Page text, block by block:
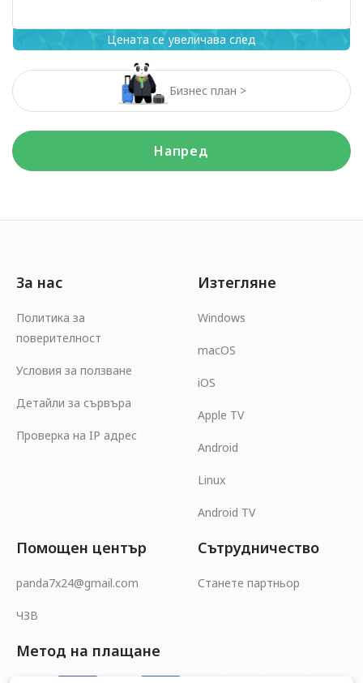
Бизнес план >
Цената се увеличава след
Напред
За нас
Политика за
поверителност
Условия за ползване
Детайли за сървъра
Проверка на IP адрес
Изтегляне
Windows
macOS
iOS
Apple TV
Android
Linux
Android TV
Помощен център
panda7x24@gmail.com
ЧЗВ
Сътрудничество
Станете партньор
Метод на плащане